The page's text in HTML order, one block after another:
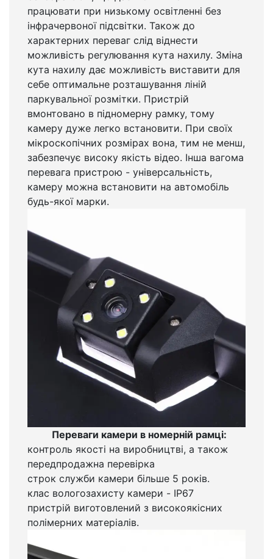
працювати при низькому освітленні без
інфрачервоної підсвітки. Також до
характерних переваг слід віднести
можливість регулювання кута нахилу. Зміна
кута нахилу дає можливість виставити для
себе оптимальне розташування ліній
паркувальної розмітки. Пристрій
вмонтовано в підномерну рамку, тому
камеру дуже легко встановити. При своїх
мікроскопічних розмірах вона, тим не менш,
забезпечує високу якість відео. Інша вагома
перевага пристрою - універсальність,
камеру можна встановити на автомобіль
будь-якої марки.
Переваги камери в номерній рамці:
контроль якості на виробництві, а також
передпродажна перевірка
строк служби камери більше 5 років.
клас вологозахисту камери - IP67
пристрій виготовлений з високоякісних
полімерних матеріалів.